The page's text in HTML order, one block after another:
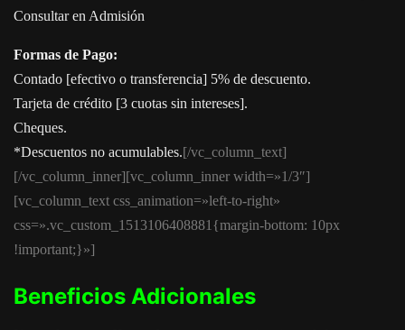
Consultar en Admisión
Formas de Pago:
Contado [efectivo o transferencia] 5% de descuento.
Tarjeta de crédito [3 cuotas sin intereses].
Cheques.
*Descuentos no acumulables.[/vc_column_text]
[/vc_column_inner][vc_column_inner width=»1/3″]
[vc_column_text css_animation=»left-to-right»
css=».vc_custom_1513106408881{margin-bottom: 10px
!important;}»]
Beneficios Adicionales